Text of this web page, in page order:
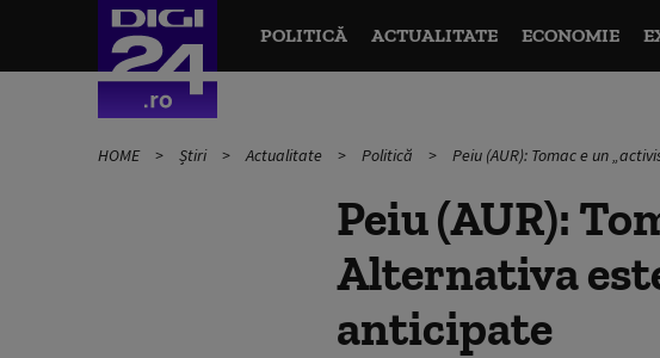
POLITICĂ ACTUALITATE ECONOMIE
HOME Știri Actualitate Politică Peiu (AUR): Tomac e un
Peiu (AUR):
Alternativa
anticipate